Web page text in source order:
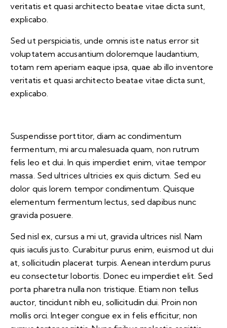
veritatis et quasi architecto beatae vitae dicta sunt,
explicabo.
Sed ut perspiciatis, unde omnis iste natus error sit
voluptatem accusantium doloremque laudantium,
totam rem aperiam eaque ipsa, quae ab illo inventore
veritatis et quasi architecto beatae vitae dicta sunt,
explicabo.
Suspendisse porttitor, diam ac condimentum
fermentum, mi arcu malesuada quam, non rutrum
felis leo et dui. In quis imperdiet enim, vitae tempor
massa. Sed ultrices ultricies ex quis dictum. Sed eu
dolor quis lorem tempor condimentum. Quisque
elementum fermentum lectus, sed dapibus nunc
gravida posuere.
Sed nisl ex, cursus a mi ut, gravida ultrices nisl. Nam
quis iaculis justo. Curabitur purus enim, euismod ut dui
at, sollicitudin placerat turpis. Aenean interdum purus
eu consectetur lobortis. Donec eu imperdiet elit. Sed
porta pharetra nulla non tristique. Etiam non tellus
auctor, tincidunt nibh eu, sollicitudin dui. Proin non
mollis orci. Integer congue ex in felis efficitur, non